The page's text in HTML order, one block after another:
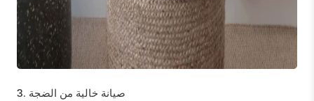
3. صيانة خالية من الضجة